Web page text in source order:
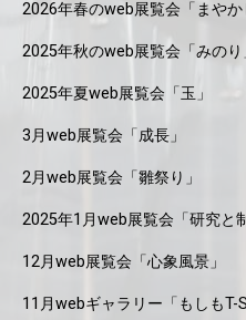
2026年春のweb展覧会「まやか
2025年秋のweb展覧会「みのり
2025年夏web展覧会「玉」
3月web展覧会「成長」
2月web展覧会「雛祭り」
2025年1月web展覧会「研究と
12月web展覧会「心象風景」
11月webギャラリー「もしもT-